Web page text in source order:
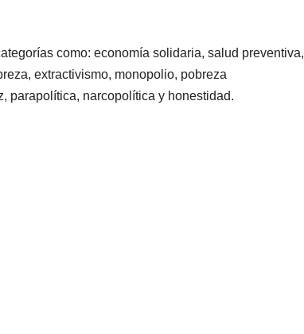
como: economía solidaria, salud preventiva,
extractivismo, monopolio, pobreza
parapolítica, narcopolítica y honestidad.